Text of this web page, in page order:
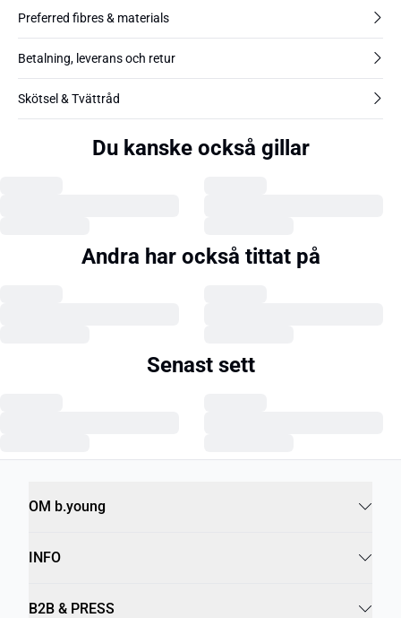
Preferred fibres & materials
Betalning, leverans och retur
Skötsel & Tvättråd
Du kanske också gillar
Andra har också tittat på
Senast sett
OM b.young
INFO
B2B & PRESS